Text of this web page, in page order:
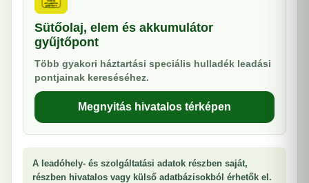
Sütőolaj, elem és akkumulátor
gyűjtőpont
Több gyakori háztartási speciális hulladék leadási
pontjainak kereséséhez.
Megnyitás hivatalos térképen
A leadóhely- és szolgáltatási adatok részben saját,
részben hivatalos vagy külső adatbázisokból érhetők el.